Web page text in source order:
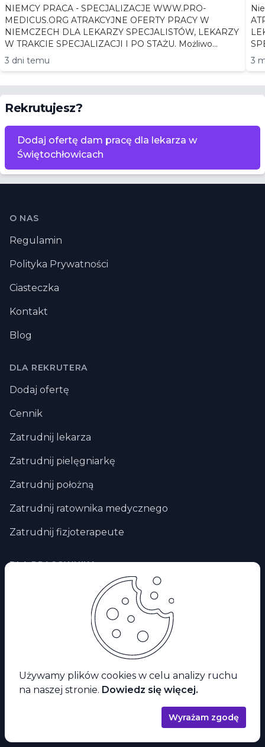
Używamy plików cookies w celu analizy ruchu
na naszej stronie. Dowiedz się więcej.
Wyrażam zgodę
NIEMCY PRACA - SPECJALIZACJE WWW.PRO-
MEDICUS.ORG ATRAKCYJNE OFERTY PRACY W
NIEMCZECH DLA LEKARZY SPECJALISTÓW, LEKARZY
W TRAKCIE SPECJALIZACJI I PO STAŻU. Możliwo...
3 dni temu
3
Rekrutujesz?
Dodaj ofertę dam pracę dla lekarza w
Świętochłowicach
Stopka
O NAS
Regulamin
Polityka Prywatności
Ciasteczka
Kontakt
Blog
DLA REKRUTERA
Dodaj ofertę
Cennik
Zatrudnij lekarza
Zatrudnij pielęgniarkę
Zatrudnij położną
Zatrudnij ratownika medycznego
Zatrudnij fizjoterapeute
DLA PRACOWNIKA
Praca dla pielegniarki
Praca dla położnej
Praca dla fizjoterapeuty
Praca zdalna
Praca dla ratownika medycznego